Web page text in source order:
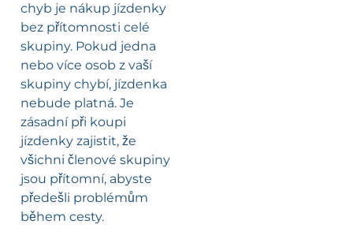
chyb je nákup jízdenky
bez přítomnosti celé
skupiny. Pokud jedna
nebo více osob z vaší
skupiny chybí, jízdenka
nebude platná. Je
zásadní při koupi
jízdenky zajistit, že
všichni členové skupiny
jsou přítomní, abyste
předešli problémům
během cesty.